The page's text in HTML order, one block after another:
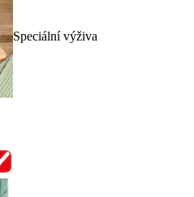
Speciální výživa